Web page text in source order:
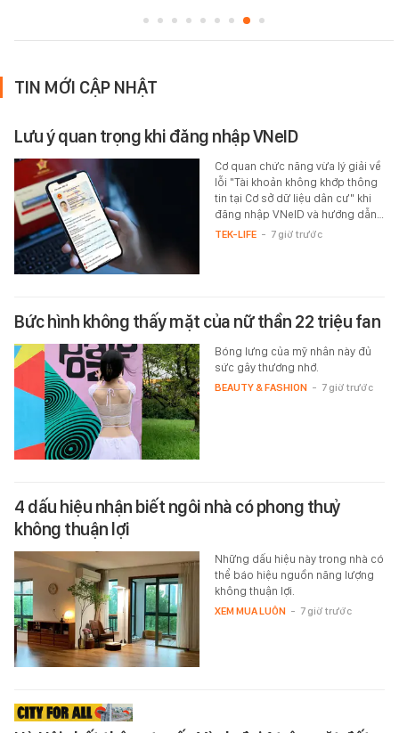
TIN MỚI CẬP NHẬT
Lưu ý quan trọng khi đăng nhập VNeID
Cơ quan chức năng vừa lý giải về
lỗi "Tài khoản không khớp thông
tin tại Cơ sở dữ liệu dân cư" khi
đăng nhập VNeID và hướng dẫn…
TEK-LIFE - 7 giờ trước
Bức hình không thấy mặt của nữ thần 22 triệu fan
Bóng lưng của mỹ nhân này đủ
sức gây thương nhớ.
BEAUTY & FASHION - 7 giờ trước
4 dấu hiệu nhận biết ngôi nhà có phong thuỷ
không thuận lợi
Những dấu hiệu này trong nhà có
thể báo hiệu nguồn năng lượng
không thuận lợi.
XEM MUA LUÔN - 7 giờ trước